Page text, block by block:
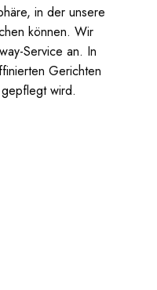
in der unsere
können. Wir
Service an. In
Gerichten
wird.